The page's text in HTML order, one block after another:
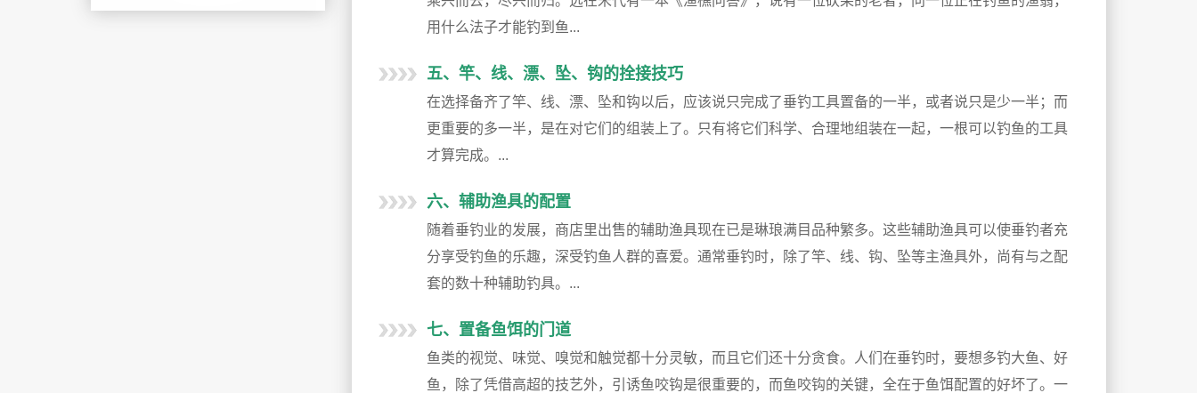
用什么法子才能钓到鱼...
五、竿、线、漂、坠、钩的拴接技巧
在选择备齐了竿、线、漂、坠和钩以后，应该说只完成了垂钓工具置备的一半，或者说只是少一半；而
更重要的多一半，是在对它们的组装上了。只有将它们科学、合理地组装在一起，一根可以钓鱼的工具
才算完成。...
六、辅助渔具的配置
随着垂钓业的发展，商店里出售的辅助渔具现在已是琳琅满目品种繁多。这些辅助渔具可以使垂钓者充
分享受钓鱼的乐趣，深受钓鱼人群的喜爱。通常垂钓时，除了竿、线、钩、坠等主渔具外，尚有与之配
套的数十种辅助钓具。...
七、置备鱼饵的门道
鱼类的视觉、味觉、嗅觉和触觉都十分灵敏，而且它们还十分贪食。人们在垂钓时，要想多钓大鱼、好
鱼，除了凭借高超的技艺外，引诱鱼咬钩是很重要的，而鱼咬钩的关键，全在于鱼饵配置的好坏了。一